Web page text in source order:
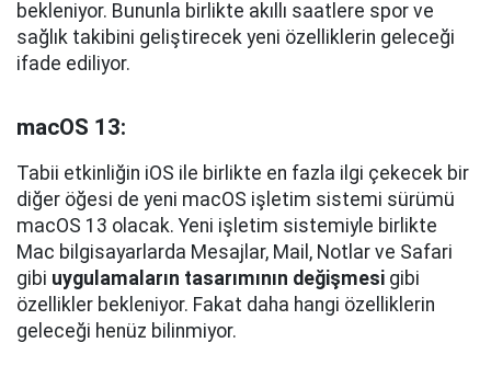
bekleniyor. Bununla birlikte akıllı saatlere spor ve
sağlık takibini geliştirecek yeni özelliklerin geleceği
ifade ediliyor.
macOS 13:
Tabii etkinliğin iOS ile birlikte en fazla ilgi çekecek bir
diğer öğesi de yeni macOS işletim sistemi sürümü
macOS 13 olacak. Yeni işletim sistemiyle birlikte
Mac bilgisayarlarda Mesajlar, Mail, Notlar ve Safari
gibi uygulamaların tasarımının değişmesi gibi
özellikler bekleniyor. Fakat daha hangi özelliklerin
geleceği henüz bilinmiyor.